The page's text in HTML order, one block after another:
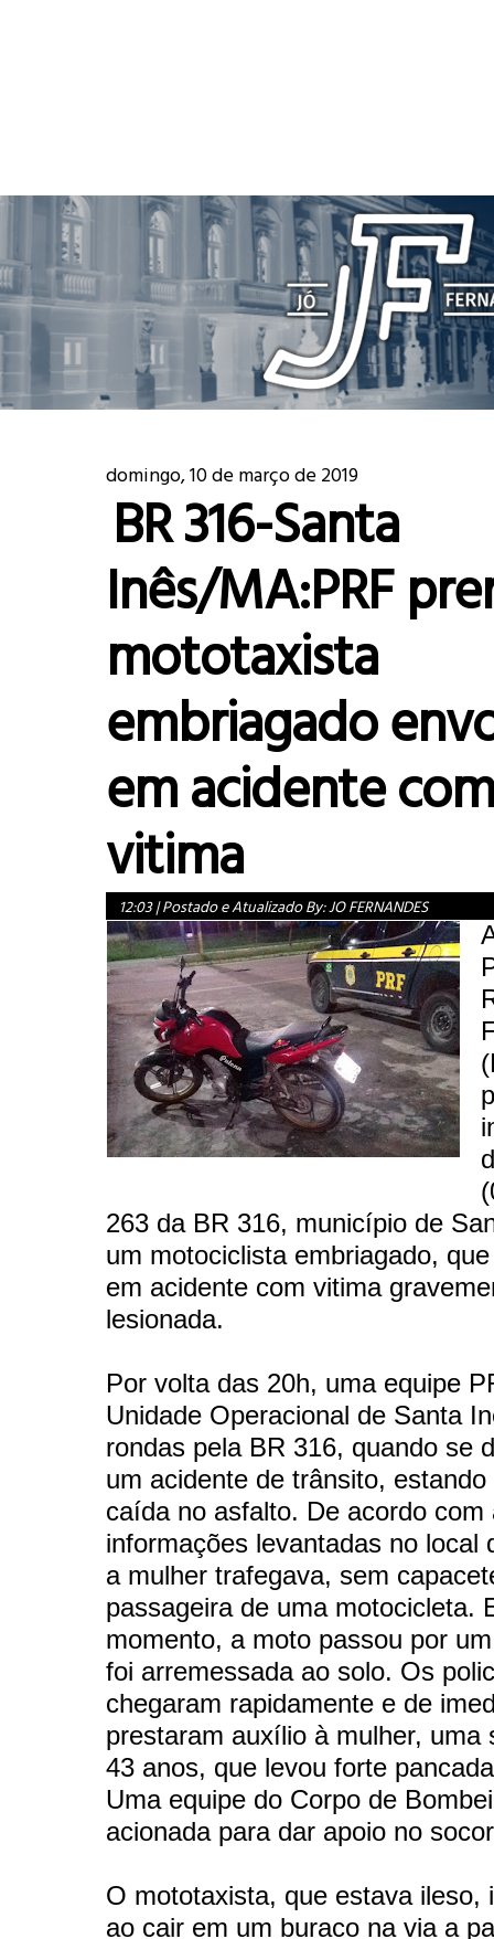
domingo, 10 de março de 2019
BR 316-Santa
Inês/MA:PRF
mototaxista
embriagado
em acidente com
vitima
12:03|Postado e Atualizado By:JO FERNANDES
263 da BR 316, município de
um motociclista embriagado,
em acidente com vitima
lesionada.
Por volta das 20h, uma equipe
Unidade Operacional de Santa
rondas pela BR 316, quando se
um acidente de trânsito,
caída no asfalto. De acordo com
informações levantadas no local
a mulher trafegava, sem
passageira de uma motocicleta.
momento, a moto passou por
foi arremessada ao solo. Os
chegaram rapidamente e de
prestaram auxílio à mulher, uma
43 anos, que levou forte
Uma equipe do Corpo de
acionada para dar apoio no
O mototaxista, que estava ileso,
ao cair em um buraco na via a